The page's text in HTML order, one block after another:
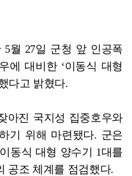
월 27일 군청 앞 인공폭
에 대비한 ‘이동식 대형
다고 밝혔다.
아진 국지성 집중호우와
기 위해 마련됐다. 군은
동식 대형 양수기 1대를
공조 체계를 점검했다.